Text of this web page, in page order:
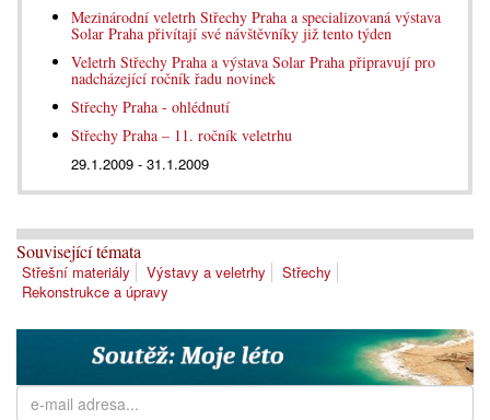
Mezinárodní veletrh Střechy Praha a specializovaná výstava
Solar Praha přivítají své návštěvníky již tento týden
Veletrh Střechy Praha a výstava Solar Praha připravují pro
nadcházející ročník řadu novinek
Střechy Praha - ohlédnutí
Střechy Praha – 11. ročník veletrhu
29.1.2009 - 31.1.2009
Související témata
Střešní materiály Výstavy a veletrhy
Střechy
Rekonstrukce a úpravy